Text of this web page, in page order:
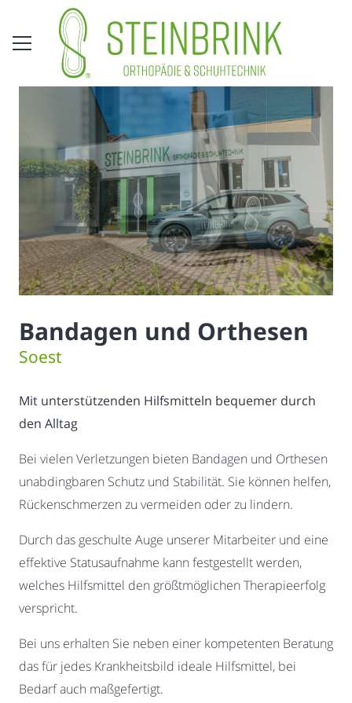
Bandagen und Orthesen
Soest
Mit unterstützenden Hilfsmitteln bequemer durch
den Alltag
Bei vielen Verletzungen bieten Bandagen und Orthesen
unabdingbaren Schutz und Stabilität. Sie können helfen,
Rückenschmerzen zu vermeiden oder zu lindern.
Durch das geschulte Auge unserer Mitarbeiter und eine
effektive Statusaufnahme kann festgestellt werden,
welches Hilfsmittel den größtmöglichen Therapieerfolg
verspricht.
Bei uns erhalten Sie neben einer kompetenten Beratung
das für jedes Krankheitsbild ideale Hilfsmittel, bei
Bedarf auch maßgefertigt.